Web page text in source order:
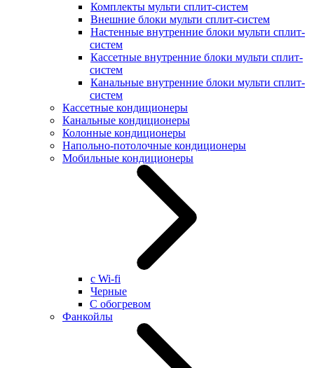
Комплекты мульти сплит-систем
Внешние блоки мульти сплит-систем
Настенные внутренние блоки мульти сплит-
систем
Кассетные внутренние блоки мульти сплит-
систем
Канальные внутренние блоки мульти сплит-
систем
Кассетные кондиционеры
Канальные кондиционеры
Колонные кондиционеры
Напольно-потолочные кондиционеры
Мобильные кондиционеры
с Wi-fi
Черные
С обогревом
Фанкойлы